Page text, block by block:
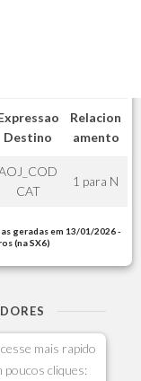
Destino
Relacion
amento
CAT
1 para N
geradas em 13/01/2026 -
(na SX6)
mais rapido
poucos cliques: